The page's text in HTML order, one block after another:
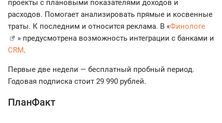
проекты с плановыми показателями доходов и
расходов. Помогает анализировать прямые и косвенные
траты. К последним и относится реклама. В «Финологе
» предусмотрена возможность интеграции с банками и
CRM.
Первые две недели — бесплатный пробный период.
Годовая подписка стоит 29 990 рублей.
ПланФакт